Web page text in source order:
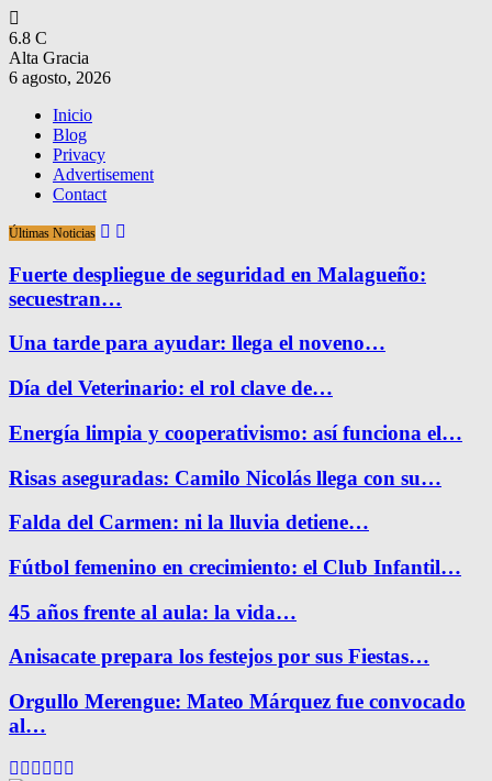
6.8 C
Alta Gracia
6 agosto, 2026
Inicio
Blog
Privacy
Advertisement
Contact
Últimas Noticias
Fuerte despliegue de seguridad en Malagueño:
secuestran…
Una tarde para ayudar: llega el noveno…
Día del Veterinario: el rol clave de…
Energía limpia y cooperativismo: así funciona el…
Risas aseguradas: Camilo Nicolás llega con su…
Falda del Carmen: ni la lluvia detiene…
Fútbol femenino en crecimiento: el Club Infantil…
45 años frente al aula: la vida…
Anisacate prepara los festejos por sus Fiestas…
Orgullo Merengue: Mateo Márquez fue convocado
al…
Facebook
Twitter
Instagram
Pinterest
Google